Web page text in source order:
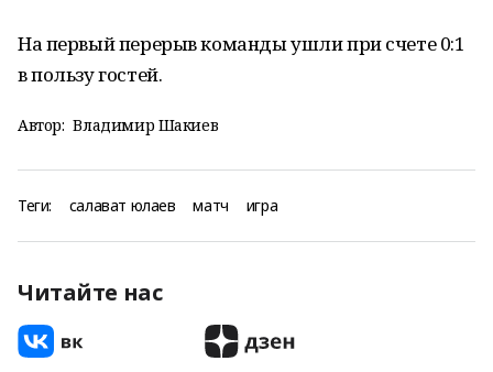
На первый перерыв команды ушли при счете 0:1
в пользу гостей.
Автор: Владимир Шакиев
Теги: салават юлаев матч игра
Читайте нас